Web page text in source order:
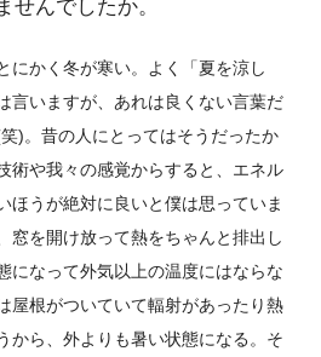
せんでしたか。
にかく冬が寒い。よく「夏を涼し
言いますが、あれは良くない言葉だ
)。昔の人にとってはそうだったか
術や我々の感覚からすると、エネル
ほうが絶対に良いと僕は思っていま
窓を開け放って熱をちゃんと排出し
になって外気以上の温度にはならな
屋根がついていて輻射があったり熱
から、外よりも暑い状態になる。そ